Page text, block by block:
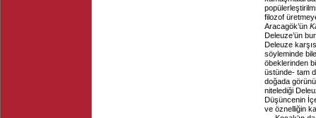
filozof
Aracagök’ün
Deleuze’ün
Deleuze
söyleminde
öbeklerinden
üstünde- tam
doğada
nitelediği
Düşüncenin
ve öznelliğin